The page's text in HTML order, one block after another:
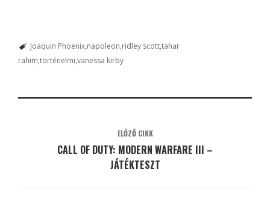
Joaquin Phoenix napoleon ridley scotttahar
rahim történelmi vanessa kirby
ELŐZŐ CIKK
CALL OF DUTY: MODERN WARFARE III –
JÁTÉKTESZT